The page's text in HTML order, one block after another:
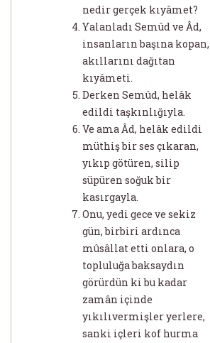
nedir gerçek kıyâmet?
Yalanladı Semûd ve Âd,
insanların başına kopan,
akıllarını dağıtan
kıyâmeti.
Derken Semûd, helâk
edildi taşkınlığıyla.
Ve ama Âd, helâk edildi
müthiş bir ses çıkaran,
yıkıp götüren, silip
süpüren soğuk bir
kasırgayla.
Onu, yedi gece ve sekiz
gün, birbiri ardınca
mûsâllat etti onlara, o
topluluğa baksaydın
görürdün ki bu kadar
zamân içinde
yıkılıvermişler yerlere,
sanki içleri kof hurma